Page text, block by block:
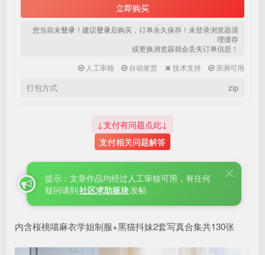
立即购买
您当前未登录 ！建议登录后购买，订单永久保存！未登录浏览器清
理缓存
或更换浏览器就会丢失订单信息！
人工审核
自动发货 技术支持 亲测可用
打包方式 zip
↓支付有问题点此↓
支付相关问题解答
提示：文章作品均经过人工审核可用，有任何
疑问请到社区求助板块发帖
内含桜桃喵麻衣学姐制服+黑猫抖妹2套写真合集共130张
社交账号登录
微信登录
使用社交账号登录即表示同意 用户协议 隐私声明